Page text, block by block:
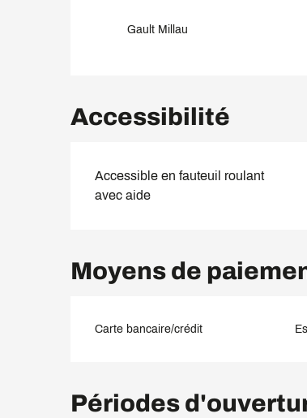
Gault Millau
Accessibilité
Accessible en fauteuil roulant
avec aide
Moyens de
Carte bancaire/crédit
Périodes